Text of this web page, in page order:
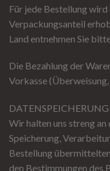
Für jede Bestellung
Verpackungsanteil
Land entnehmen Sie
Die Bezahlung der
Vorkasse (Überweisung,
DATENSPEICHERUNG
Wir halten uns streng
Speicherung,
Bestellung
den Bestimmungen des